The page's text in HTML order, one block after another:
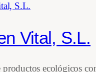
Vital, S.L.
ecológicos